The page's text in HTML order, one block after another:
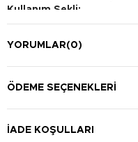
Kullanım Şekli:
Günde 1 kapsül, tercihen
YORUMLAR(0)
ÖDEME SEÇENEKLERI
İADE KOŞULLARI